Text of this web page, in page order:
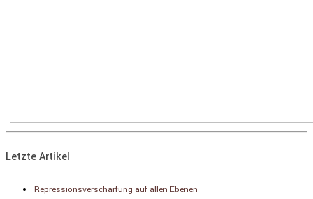
Letzte Artikel
Repressionsverschärfung auf allen Ebenen